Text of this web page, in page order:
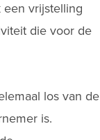
vrijstelling
die voor de
los van de
is.